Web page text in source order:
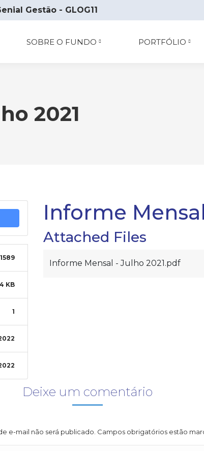
Gestão - GLOG11
SOBRE O FUNDO PORTFÓLIO
2021
1589
KB
1
Informe
Attached Files
Informe Mensal - Julho 2021.pdf
Deixe um comentário
e-mail não será publicado. Campos obrigatórios estão